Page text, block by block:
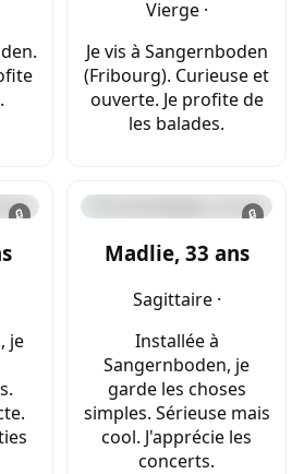
Vierge ·
Je vis à Sangernboden
(Fribourg). Curieuse et
ouverte. Je profite de
les balades.
🔒
je
🔒
Madlie, 33 ans
Sagittaire ·
Installée à
Sangernboden, je
garde les choses
simples. Sérieuse mais
cool. J'apprécie les
concerts.